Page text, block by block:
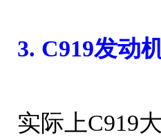
3. C919发动
实际上C919